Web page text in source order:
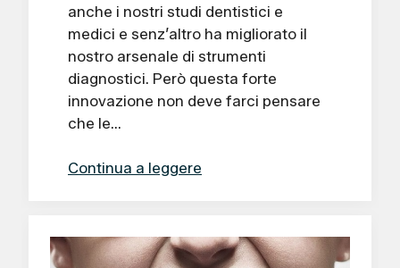
anche i nostri studi dentistici e
medici e senz’altro ha migliorato il
nostro arsenale di strumenti
diagnostici. Però questa forte
innovazione non deve farci pensare
che le…
Continua a leggere